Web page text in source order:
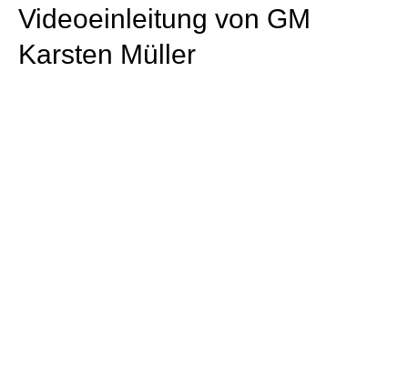
Videoeinleitung von GM
Karsten Müller